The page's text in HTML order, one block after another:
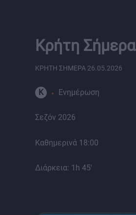
Κρήτη Σήμερα
ΚΡΗΤΗ ΣΗΜΕΡΑ 26.05.2026
K Ενημέρωση
Σεζόν 2026
Καθημερινά 18:00
Διάρκεια: 1h 45'